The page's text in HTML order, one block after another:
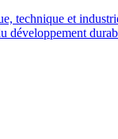
technique et
développement